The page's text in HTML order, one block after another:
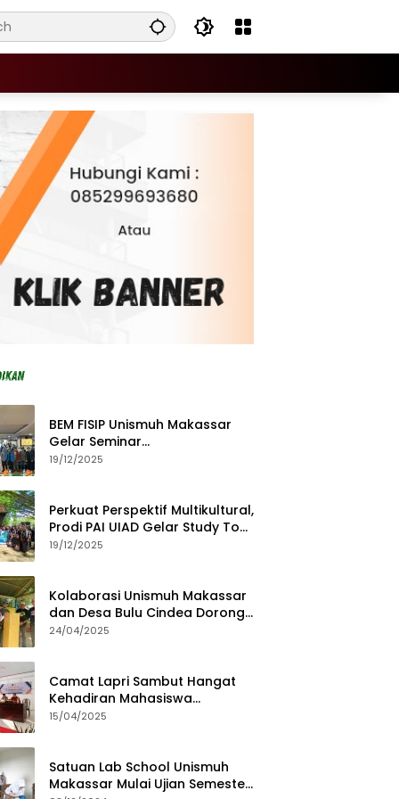
BEM FISIP Unismuh Makassar
Gelar Seminar
Keperempuanan, Bahas
19/12/2025
Perkuat Perspektif Multikultural,
Prodi PAI UIAD Gelar Study Tour
ke Kajang
19/12/2025
Kolaborasi Unismuh Makassar
dan Desa Bulu Cindea Dorong
Sentra Garam Industri
24/04/2025
Camat Lapri Sambut Hangat
Kehadiran Mahasiswa
PoltekMu
15/04/2025
Satuan Lab School Unismuh
Makassar Mulai Ujian Semester,